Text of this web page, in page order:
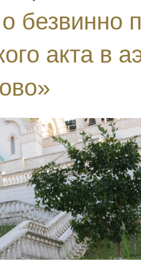
безвинно
акта в